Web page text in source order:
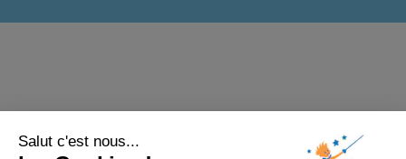
Salut c'est nous...